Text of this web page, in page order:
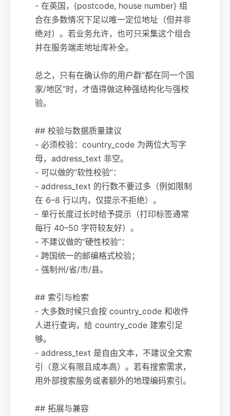
- 在英国，{postcode, house number} 组
合在多数情况下足以唯一定位地址（但并非
绝对）。若业务允许，也可只采集这个组合
并在服务端走地址库补全。
总之，只有在确认你的用户群“都在同一个国
家/地区”时，才值得做这种强结构化与强校
验。
## 校验与数据质量建议
- 必须校验：country_code 为两位大写字
母，address_text 非空。
- 可以做的“软性校验”：
- address_text 的行数不要过多（例如限制
在 6–8 行以内，仅提示不拒绝）。
- 单行长度过长时给予提示（打印标签通常
每行 40–50 字符较友好）。
- 不建议做的“硬性校验”：
- 跨国统一的邮编格式校验；
- 强制州/省/市/县。
## 索引与检索
- 大多数时候只会按 country_code 和收件
人进行查询，给 country_code 建索引足
够。
- address_text 是自由文本，不建议全文索
引（意义有限且成本高）。若有搜索需求，
用外部搜索服务或者额外的地理编码索引。
## 拓展与兼容